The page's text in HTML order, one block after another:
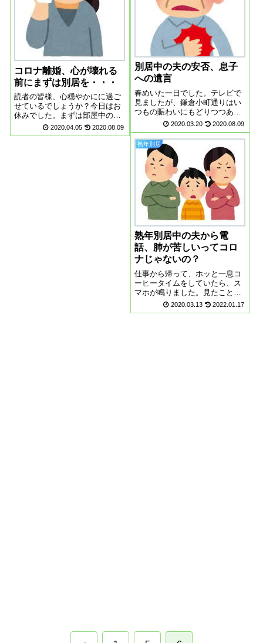
コロナ離婚、心が壊れる
前にまずは別居を・・・
読者の皆様、心穏やかにに過ご
せているでしょうか？今日はお
休みでした。まずは部屋中の掃
除、そして洗濯を二回しまし
た。部屋の空気がすっきりした
2020.04.05 2020.08.09
別居中の夫の安否、息子
への遺言
春めいた一日でした。テレビで
見ましたが、鎌倉小町通りはい
つもの賑わいにもどりつつあり
ました。見て感じたのは若い人
が多いということです。若い人
たちは、新型肺炎に関して危機
感があまりないと感じました。
自粛自粛ででかけたくなる気持
ちもわかりますが...
2020.03.20 2020.08.09
熟年別居
熟年別居中の夫から電
話、肺が苦しいってコロ
ナじゃないの？
仕事から帰って、ホッと一息コ
ーヒータイムをしていたら、ス
マホが鳴りました。見たことの
ある電話番号でした。熟年別居
中の夫からの電話でした。話し
2020.03.13 2022.01.17